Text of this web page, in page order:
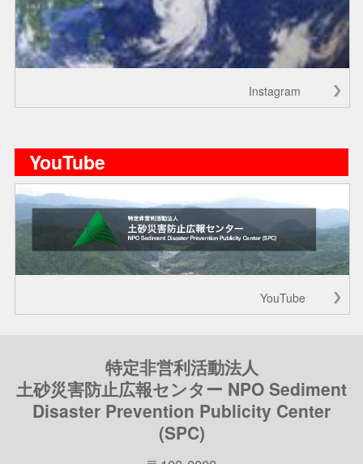
Instagram
YouTube
YouTube
特定非営利活動法人
土砂災害防止広報センター NPO Sediment
Disaster Prevention Publicity Center
(SPC)